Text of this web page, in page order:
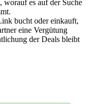
worauf es auf der Suche
bucht oder einkauft,
eine Vergütung
der Deals bleibt